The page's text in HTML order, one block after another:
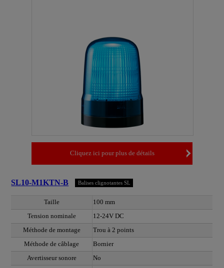
Cliquez ici pour plus de détails
SL10-M1KTN-B Balises clignotantes SL
Taille
100 mm
Tension nominale
12-24V DC
Méthode de montage
Trou à 2 points
Méthode de câblage
Bornier
Avertisseur sonore
No